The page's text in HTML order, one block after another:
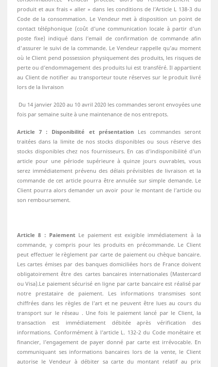
produit et aux frais « aller » dans les conditions de l’Article L 138-3 du
Code de la consommation. Le Vendeur met à disposition un point de
contact téléphonique (coût d’une communication locale à partir d’un
poste fixe) indiqué dans l’email de confirmation de commande afin
d'assurer le suivi de la commande. Le Vendeur rappelle qu’au moment
où le Client pend possession physiquement des produits, les risques de
perte ou d’endommagement des produits lui est transféré. Il appartient
au Client de notifier au transporteur toute réserves sur le produit livré
lors de la livraison
Du 14 janvier 2020 au 10 avril 2020 les commandes seront envoyées une
fois par semaine suite à une maintenance de nos entrepots.
Article 7 : Disponibilité et présentationLes commandes seront
traitées dans la limite de nos stocks disponibles ou sous réserve des
stocks disponibles chez nos fournisseurs. En cas d’indisponibilité d’un
article pour une période supérieure à quinze jours ouvrables, vous
serez immédiatement prévenu des délais prévisibles de livraison et la
commande de cet article pourra être annulée sur simple demande. Le
Client pourra alors demander un avoir pour le montant de l’article ou
son remboursement.
Article 8 : PaiementLe paiement est exigible immédiatement à la
commande, y compris pour les produits en précommande. Le Client
peut effectuer le règlement par carte de paiement ou chèque bancaire.
Les cartes émises par des banques domiciliées hors de France doivent
obligatoirement être des cartes bancaires internationales (Mastercard
ou Visa).Le paiement sécurisé en ligne par carte bancaire est réalisé par
notre prestataire de paiement. Les informations transmises sont
chiffrées dans les règles de l’art et ne peuvent être lues au cours du
transport sur le réseau . Une fois le paiement lancé par le Client, la
transaction est immédiatement débitée après vérification des
informations. Conformément à l’article L. 132-2 du Code monétaire et
financier, l’engagement de payer donné par carte est irrévocable. En
communiquant ses informations bancaires lors de la vente, le Client
autorise le Vendeur à débiter sa carte du montant relatif au prix